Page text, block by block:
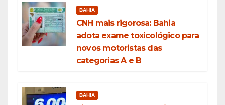
BAHIA
CNH mais rigorosa: Bahia
adota exame toxicológico para
novos motoristas das
categorias A e B
BAHIA